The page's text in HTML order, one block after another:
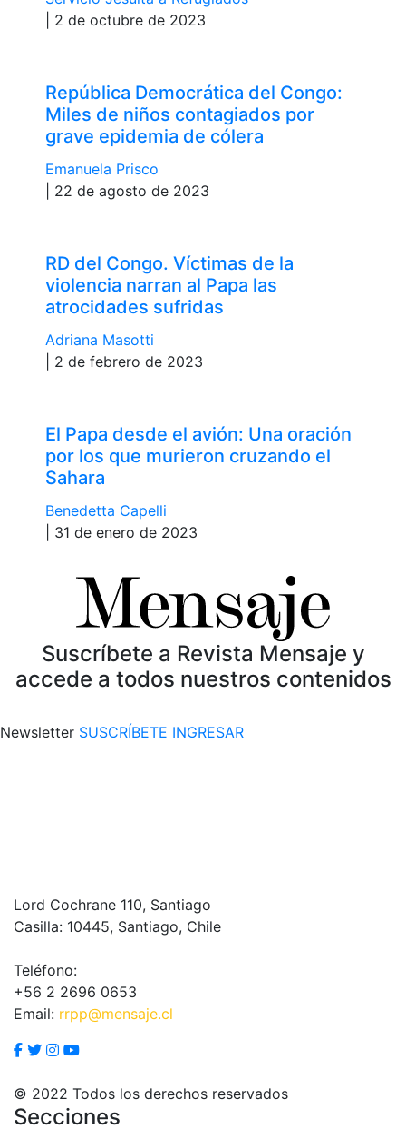
| 2 de octubre de 2023
República Democrática del Congo:
Miles de niños contagiados por
grave epidemia de cólera
Emanuela Prisco
| 22 de agosto de 2023
RD del Congo. Víctimas de la
violencia narran al Papa las
atrocidades sufridas
Adriana Masotti
| 2 de febrero de 2023
El Papa desde el avión: Una oración
por los que murieron cruzando el
Sahara
Benedetta Capelli
| 31 de enero de 2023
Suscríbete a Revista Mensaje y
accede a todos nuestros contenidos
Newsletter SUSCRÍBETE INGRESAR
Lord Cochrane 110, Santiago
Casilla: 10445, Santiago, Chile
Teléfono:
+56 2 2696 0653
Email: rrpp@mensaje.cl
© 2022 Todos los derechos reservados
Secciones